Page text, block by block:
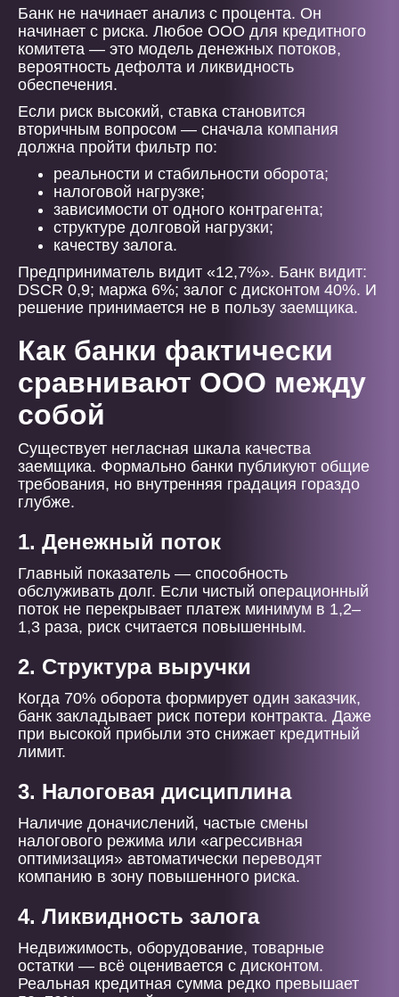
Банк не начинает анализ с процента. Он
начинает с риска. Любое ООО для кредитного
комитета — это модель денежных потоков,
вероятность дефолта и ликвидность
обеспечения.
Если риск высокий, ставка становится
вторичным вопросом — сначала компания
должна пройти фильтр по:
реальности и стабильности оборота;
налоговой нагрузке;
зависимости от одного контрагента;
структуре долговой нагрузки;
качеству залога.
Предприниматель видит «12,7%». Банк видит:
DSCR 0,9; маржа 6%; залог с дисконтом 40%. И
решение принимается не в пользу заемщика.
Как банки фактически
сравнивают ООО между
собой
Существует негласная шкала качества
заемщика. Формально банки публикуют общие
требования, но внутренняя градация гораздо
глубже.
1. Денежный поток
Главный показатель — способность
обслуживать долг. Если чистый операционный
поток не перекрывает платеж минимум в 1,2–
1,3 раза, риск считается повышенным.
2. Структура выручки
Когда 70% оборота формирует один заказчик,
банк закладывает риск потери контракта. Даже
при высокой прибыли это снижает кредитный
лимит.
3. Налоговая дисциплина
Наличие доначислений, частые смены
налогового режима или «агрессивная
оптимизация» автоматически переводят
компанию в зону повышенного риска.
4. Ликвидность залога
Недвижимость, оборудование, товарные
остатки — всё оценивается с дисконтом.
Реальная кредитная сумма редко превышает